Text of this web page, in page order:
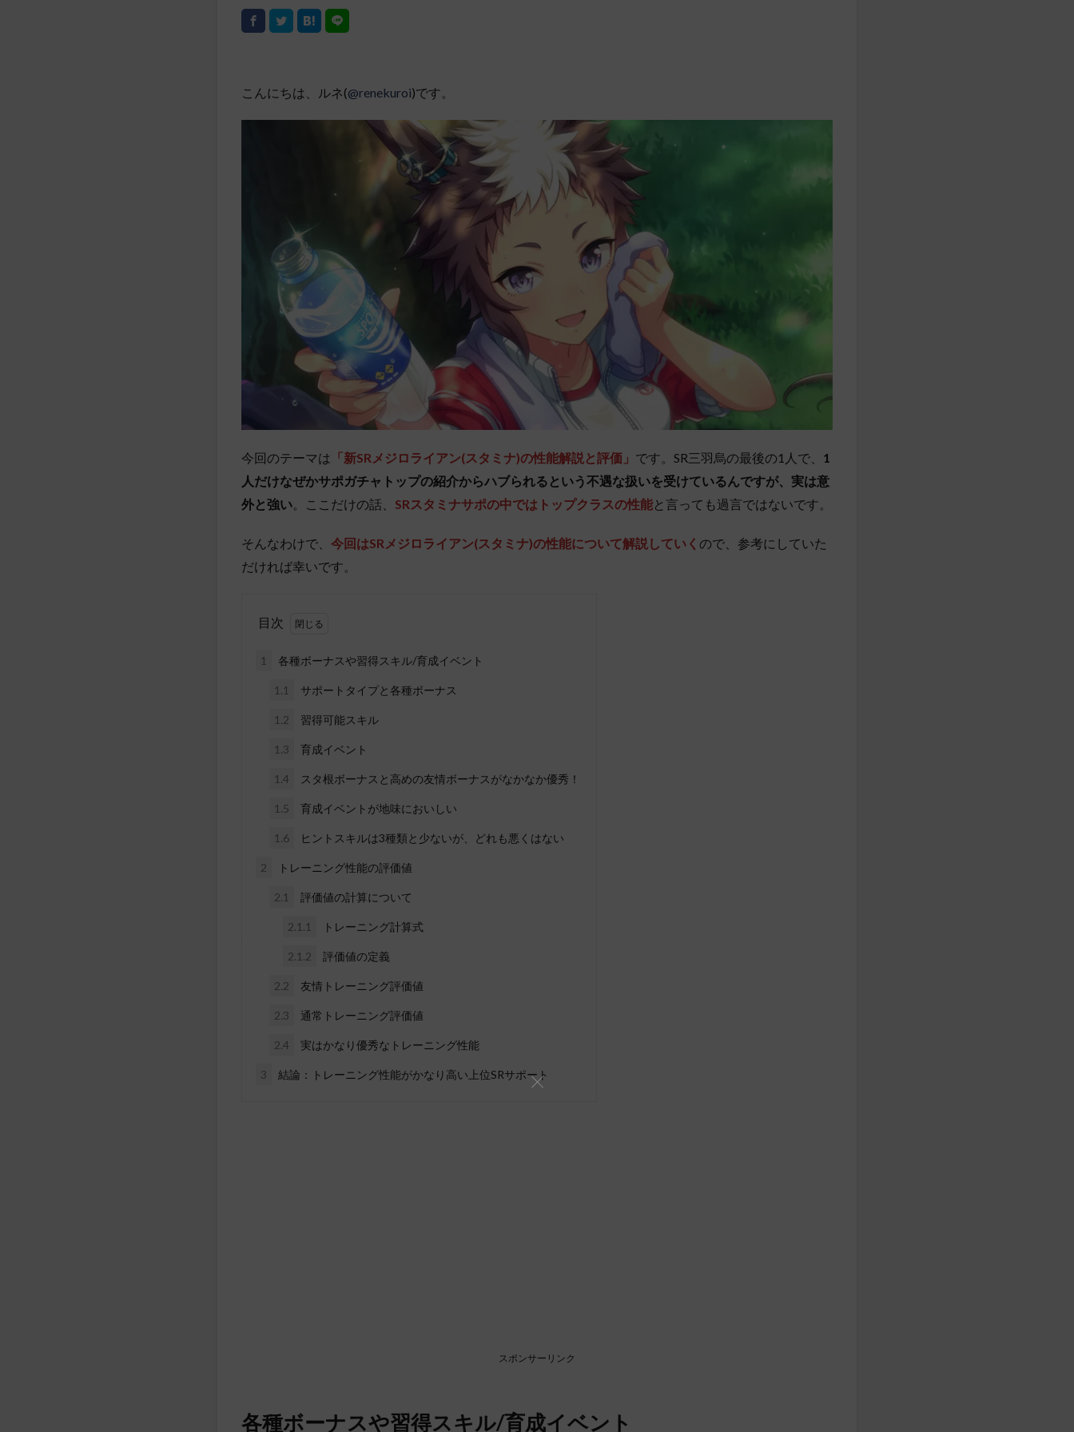
こんにちは、ルネ(@renekuroi)です。
今回のテーマは 「新SRメジロライアン(スタミナ)の性能解説と評価」 です。SR三羽烏の最後の1人で、 1
人だけなぜかサポガチャトップの紹介からハブられるという不遇な扱いを受けているんですが、実は意
外と強い。ここだけの話、 SRスタミナサポの中ではトップクラスの性能と言っても過言ではないです。
そんなわけで、 今回はSRメジロライアン(スタミナ)の性能について解説していく ので、参考にしていた
だければ幸いです。
目次
1 各種ボーナスや習得スキル/育成イベント
1.1 サポートタイプと各種ボーナス
1.2 習得可能スキル
1.3 育成イベント
1.4 スタ根ボーナスと高めの友情ボーナスがなかなか優秀！
1.5 育成イベントが地味においしい
1.6 ヒントスキルは3種類と少ないが、どれも悪くはない
2 トレーニング性能の評価値
2.1 評価値の計算について
2.1.1 トレーニング計算式
2.1.2 評価値の定義
2.2 友情トレーニング評価値
2.3 通常トレーニング評価値
2.4 実はかなり優秀なトレーニング性能
3 結論：トレーニング性能がかなり高い上位SRサポート
スポンサーリンク
各種ボーナスや習得スキル/育成イベント